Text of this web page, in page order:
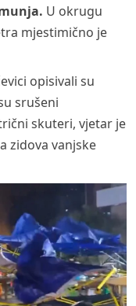
U okrugu
mjestimično je
opisivali su
srušeni
skuteri, vjetar je
zidova vanjske